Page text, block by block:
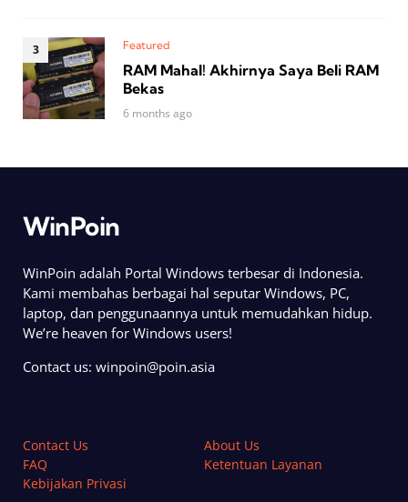
Featured
RAM Mahal! Akhirnya Saya Beli RAM
Bekas
6 months ago
WinPoin
WinPoin adalah Portal Windows terbesar di Indonesia.
Kami membahas berbagai hal seputar Windows, PC,
laptop, dan penggunaannya untuk memudahkan hidup.
We’re heaven for Windows users!
Contact us: winpoin@poin.asia
Contact Us
About Us
FAQ
Ketentuan Layanan
Kebijakan Privasi